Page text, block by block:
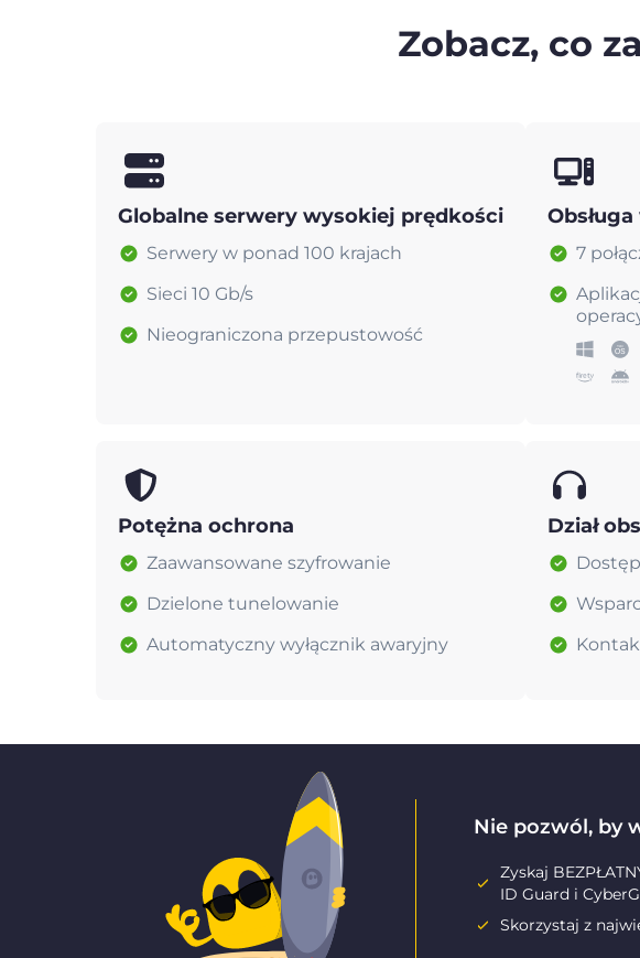
Zobacz, co
Globalne serwery wysokiej prędkości
Serwery w ponad 100 krajach
Sieci 10 Gb/s
Nieograniczona przepustowość
7
Potężna ochrona
Zaawansowane szyfrowanie
Dzielone tunelowanie
Automatyczny wyłącznik awaryjny
Dział
Nie pozwól, by
Zyskaj
ID Guard i
Skorzystaj z